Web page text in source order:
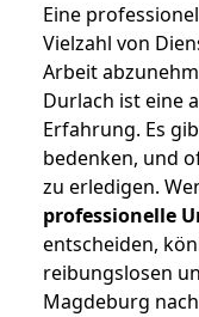
Eine
Vielzahl von
Arbeit
Durlach ist eine
Erfahrung. Es
bedenken, und
zu erledigen.
professionelle
entscheiden,
reibungslosen
Magdeburg